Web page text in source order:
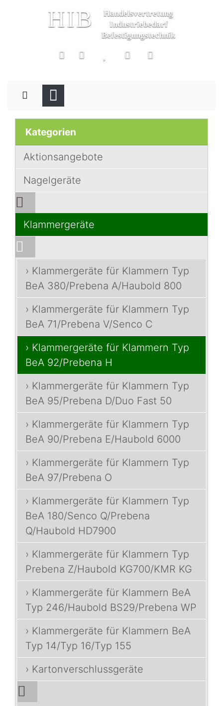
HIB
Handelsvertretung
Industriebedarf
Befestigungstechnik
Kategorien
Aktionsangebote
Nagelgeräte
Klammergeräte
› Klammergeräte für Klammern Typ
BeA 380/Prebena A/Haubold 800
› Klammergeräte für Klammern Typ
BeA 71/Prebena V/Senco C
› Klammergeräte für Klammern Typ
BeA 92/Prebena H
› Klammergeräte für Klammern Typ
BeA 95/Prebena D/Duo Fast 50
› Klammergeräte für Klammern Typ
BeA 90/Prebena E/Haubold 6000
› Klammergeräte für Klammern Typ
BeA 97/Prebena O
› Klammergeräte für Klammern Typ
BeA 180/Senco Q/Prebena
Q/Haubold HD7900
› Klammergeräte für Klammern Typ
Prebena Z/Haubold KG700/KMR KG
› Klammergeräte für Klammern BeA
Typ 246/Haubold BS29/Prebena WP
› Klammergeräte für Klammern BeA
Typ 14/Typ 16/Typ 155
› Kartonverschlussgeräte